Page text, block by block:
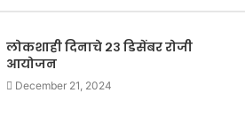
लोकशाही दिनाचे २३ डिसेंबर रोजी
आयोजन
December 21, 2024